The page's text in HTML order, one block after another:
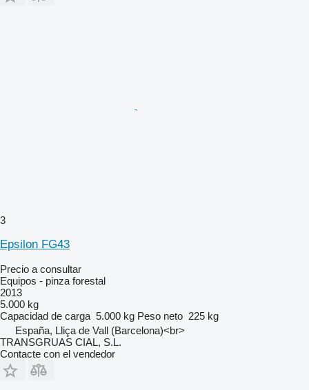
3
Epsilon FG43
Precio a consultar
Equipos - pinza forestal
2013
5.000 kg
Capacidad de carga 5.000 kg Peso neto 225 kg
España, Lliça de Vall (Barcelona)<br>
TRANSGRUAS CIAL, S.L.
Contacte con el vendedor